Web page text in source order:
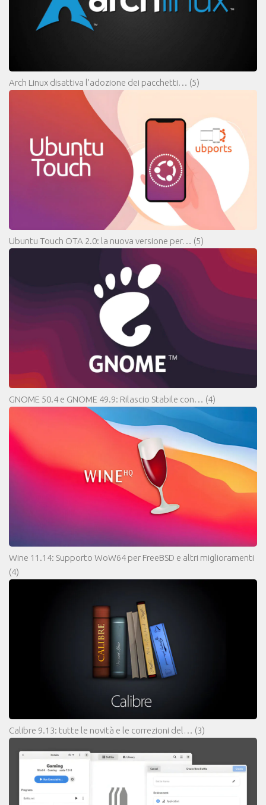
Arch Linux disattiva l’adozione dei pacchetti… (5)
Ubuntu Touch OTA 2.0: la nuova versione per… (5)
GNOME 50.4 e GNOME 49.9: Rilascio Stabile con… (4)
Wine 11.14: Supporto WoW64 per FreeBSD e altri miglioramenti
(4)
Calibre 9.13: tutte le novità e le correzioni del… (3)